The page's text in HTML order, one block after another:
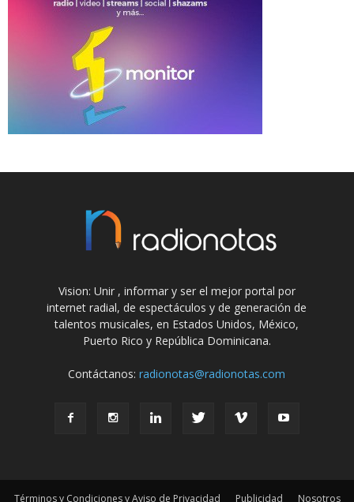
Vision: Unir , informar y ser el mejor portal por
internet radial, de espectáculos y de generación de
talentos musicales, en Estados Unidos, México,
Puerto Rico y República Dominicana.
Contáctanos:radionotas@radionotas.com
Términos y Condiciones y Aviso de Privacidad Publicidad Nosotros